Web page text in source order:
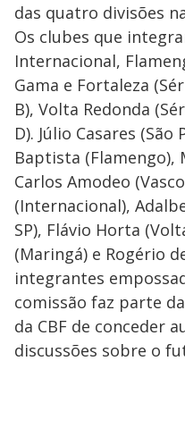
das quatro divisões
Os clubes que
Internacional,
Gama e Fortaleza
B), Volta Redonda
D). Júlio Casares
Baptista (Flamengo),
Carlos Amodeo
(Internacional),
SP), Flávio Horta
(Maringá) e Rogério
integrantes
comissão faz parte
da CBF de conceder
discussões sobre o